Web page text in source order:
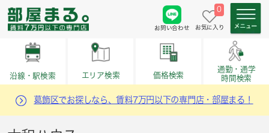
お問い合わせ
0
お気に入り
沿線・駅検索 エリア検索 価格検索
通勤・通学
時間検索
葛飾区でお探しなら、賃料7万円以下の専門店・部屋まる！